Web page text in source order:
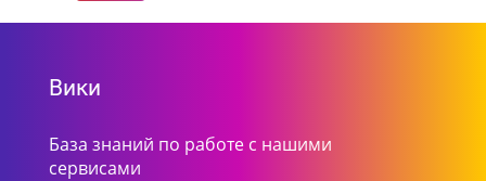
Вики
База знаний по работе с нашими
сервисами